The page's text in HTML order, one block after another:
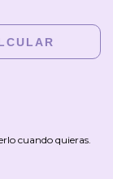
cuando quieras.